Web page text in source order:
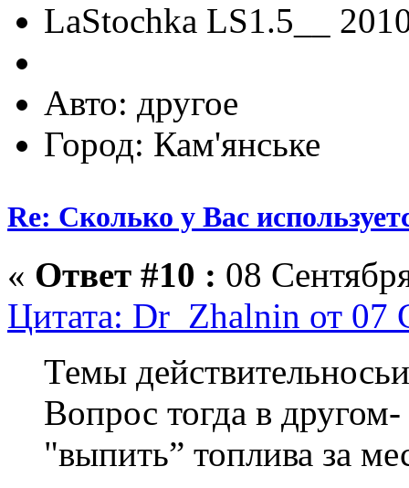
LaStochka LS1.5__
Авто: другое
Город: Кам'янське
Re: Сколько у Вас
« Ответ #10 : 08
Цитата: Dr_Zhalnin от 07
Темы
Вопрос тогда в
"выпить” топлива за